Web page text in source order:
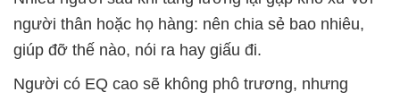
người thân hoặc họ hàng: nên chia sẻ bao nhiêu,
giúp đỡ thế nào, nói ra hay giấu đi.
Người có EQ cao sẽ không phô trương, nhưng